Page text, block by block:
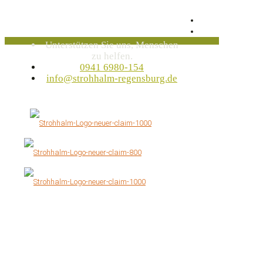
Unterstützen Sie uns, Menschen
zu helfen.
0941 6980-154
info@strohhalm-regensburg.de